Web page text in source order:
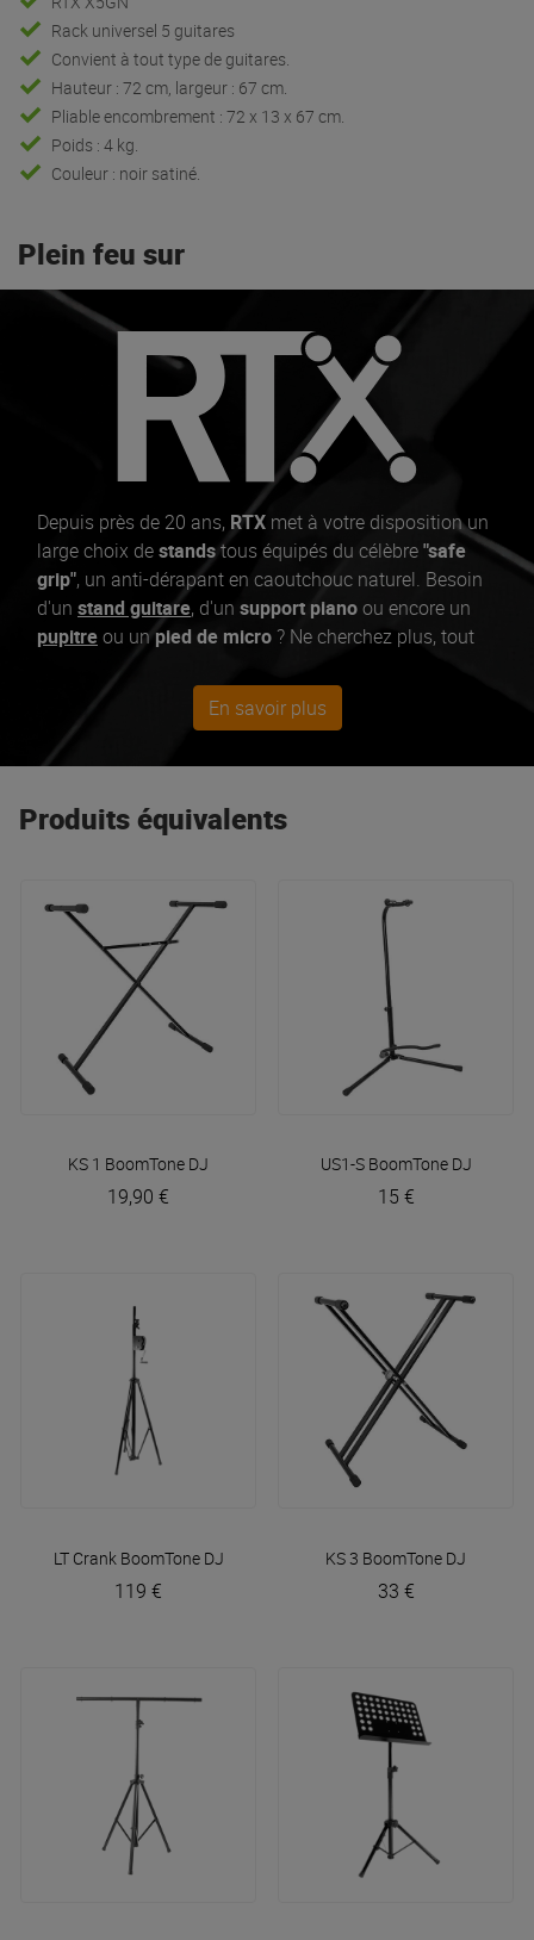
Rack universel 5 guitares
Convient à tout type de guitares.
Hauteur : 72 cm, largeur : 67 cm.
Pliable encombrement : 72 x 13 x 67 cm.
Poids : 4 kg.
Couleur : noir satiné.
Plein feu sur
Depuis près de 20 ans, RTX met à votre disposition un
large choix destandstous équipés du célèbre"safe
grip", un anti-dérapant en caoutchouc naturel. Besoin
d'un stand guitare, d'un support pianoou encore un
pupitreou unpied de micro? Ne cherchez plus, tout
En savoir plus
Produits équivalents
KS 1 BoomTone DJ
19,90 €
US1-S BoomTone DJ
15 €
LT Crank BoomTone DJ
119 €
KS 3 BoomTone DJ
33 €